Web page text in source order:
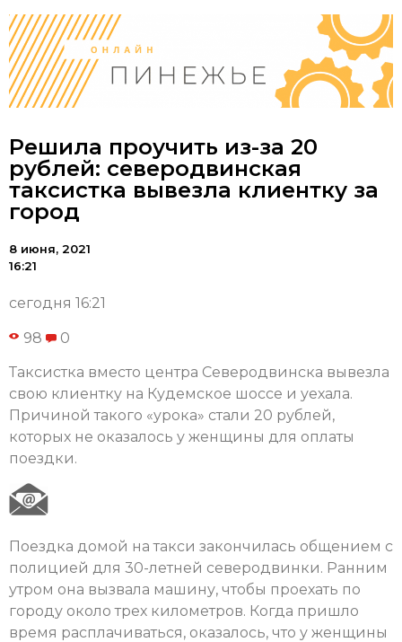
Решила проучить из-за 20
рублей: северодвинская
таксистка вывезла клиентку за
город
8 июня, 2021
16:21
сегодня 16:21
98 0
Таксистка вместо центра Северодвинска вывезла
свою клиентку на Кудемское шоссе и уехала.
Причиной такого «урока» стали 20 рублей,
которых не оказалось у женщины для оплаты
поездки.
Поездка домой на такси закончилась общением с
полицией для 30-летней северодвинки. Ранним
утром она вызвала машину, чтобы проехать по
городу около трех километров. Когда пришло
время расплачиваться, оказалось, что у женщины